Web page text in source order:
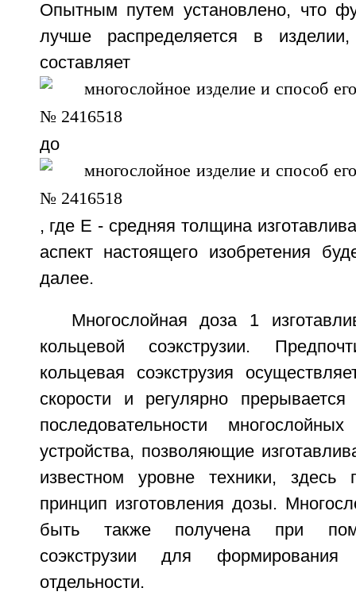
Опытным путем установлено, что
лучше распределяется в
до
, где Е - средняя толщина
аспект настоящего изобретения
далее.
Многослойная доза 1
кольцевой соэкструзии.
кольцевая соэкструзия
скорости и регулярно
последовательности
устройства, позволяющие
известном уровне техники, здесь
принцип изготовления дозы.
быть также получена при
соэкструзии для
отдельности.